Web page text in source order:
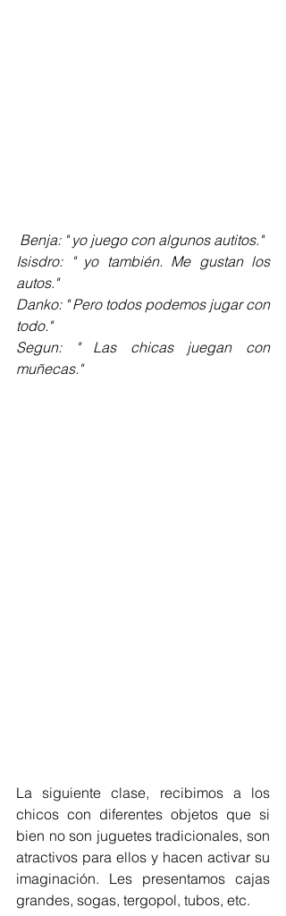
Benja: " yo juego con algunos autitos."
Isisdro: " yo también. Me gustan los
autos."
Danko: " Pero todos podemos jugar con
todo."
Segun: " Las chicas juegan con
muñecas."
La siguiente clase, recibimos a los
chicos con diferentes objetos que si
bien no son juguetes tradicionales, son
atractivos para ellos y hacen activar su
imaginación. Les presentamos cajas
grandes, sogas, tergopol, tubos, etc.